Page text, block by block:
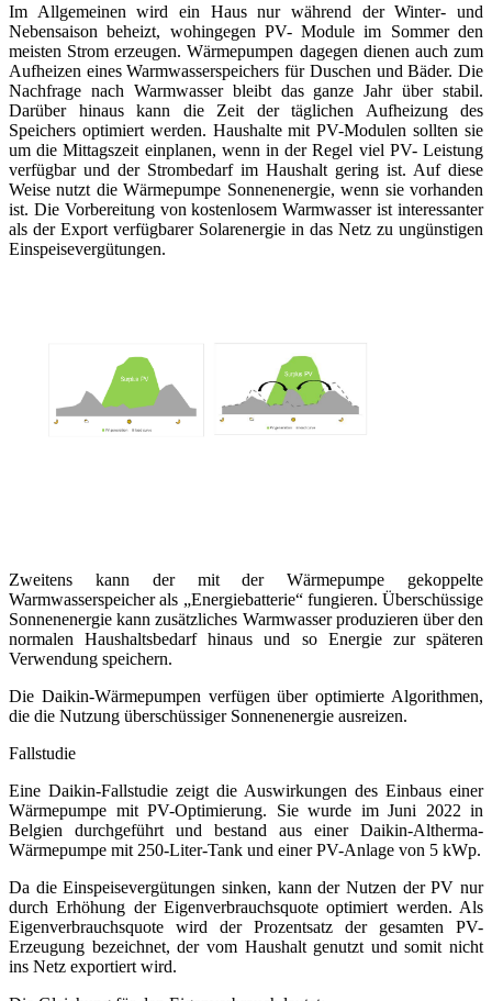
Im Allgemeinen wird ein Haus nur während der Winter- und
Nebensaison beheizt, wohingegen PV- Module im Sommer den
meisten Strom erzeugen. Wärmepumpen dagegen dienen auch zum
Aufheizen eines Warmwasserspeichers für Duschen und Bäder. Die
Nachfrage nach Warmwasser bleibt das ganze Jahr über stabil.
Darüber hinaus kann die Zeit der täglichen Aufheizung des
Speichers optimiert werden. Haushalte mit PV-Modulen sollten sie
um die Mittagszeit einplanen, wenn in der Regel viel PV- Leistung
verfügbar und der Strombedarf im Haushalt gering ist. Auf diese
Weise nutzt die Wärmepumpe Sonnenenergie, wenn sie vorhanden
ist. Die Vorbereitung von kostenlosem Warmwasser ist interessanter
als der Export verfügbarer Solarenergie in das Netz zu ungünstigen
Einspeisevergütungen.
Zweitens kann der mit der Wärmepumpe gekoppelte
Warmwasserspeicher als „Energiebatterie“ fungieren. Überschüssige
Sonnenenergie kann zusätzliches Warmwasser produzieren über den
normalen Haushaltsbedarf hinaus und so Energie zur späteren
Verwendung speichern.
Die Daikin-Wärmepumpen verfügen über optimierte Algorithmen,
die die Nutzung überschüssiger Sonnenenergie ausreizen.
Fallstudie
Eine Daikin-Fallstudie zeigt die Auswirkungen des Einbaus einer
Wärmepumpe mit PV-Optimierung. Sie wurde im Juni 2022 in
Belgien durchgeführt und bestand aus einer Daikin-Altherma-
Wärmepumpe mit 250-Liter-Tank und einer PV-Anlage von 5 kWp.
Da die Einspeisevergütungen sinken, kann der Nutzen der PV nur
durch Erhöhung der Eigenverbrauchsquote optimiert werden. Als
Eigenverbrauchsquote wird der Prozentsatz der gesamten PV-
Erzeugung bezeichnet, der vom Haushalt genutzt und somit nicht
ins Netz exportiert wird.